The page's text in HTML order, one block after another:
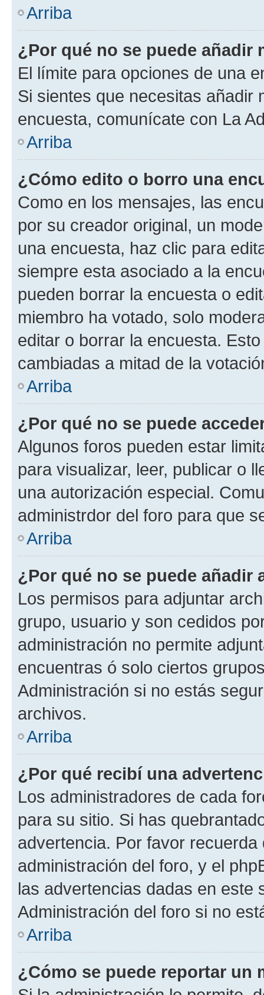
Arriba
¿Por qué no se puede añadir
El límite para opciones de una
Si sientes que necesitas añadir
encuesta, comunícate con La
Arriba
¿Cómo edito o borro una
Como en los mensajes, las
por su creador original, un
una encuesta, haz clic para
siempre esta asociado a la
pueden borrar la encuesta o
miembro ha votado, solo
editar o borrar la encuesta.
cambiadas a mitad de la
Arriba
¿Por qué no se puede
Algunos foros pueden estar
para visualizar, leer, publicar o
una autorización especial.
administrdor del foro para que
Arriba
¿Por qué no se puede añadir
Los permisos para adjuntar
grupo, usuario y son cedidos
administración no permite
encuentras ó solo ciertos
Administración si no estás
archivos.
Arriba
¿Por qué recibí una
Los administradores de cada
para su sitio. Si has
advertencia. Por favor
administración del foro, y el
las advertencias dadas en este
Administración del foro si no
Arriba
¿Cómo se puede reportar un